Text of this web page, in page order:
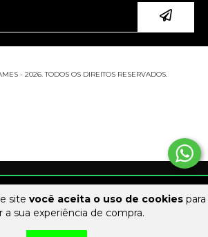
site você aceita o uso de cookiespara
a sua experiência de compra.
- 2026. TODOS OS DIREITOS RESERVADOS.